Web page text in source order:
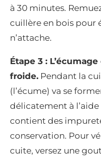
à 30 minutes.
cuillère en bois pour
n’attache.
Étape 3 :
froide. Pendant la
(l’écume) va se
délicatement à
contient des
conservation. Pour
cuite, versez une